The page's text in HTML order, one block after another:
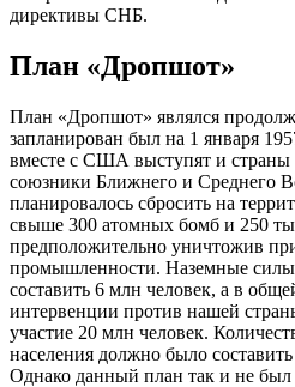
директивы СНБ.
План «Дропшот»
План «Дропшот» являлся
запланирован был на 1 января
вместе с США выступят и
союзники Ближнего и Среднего
планировалось сбросить на
свыше 300 атомных бомб и 250
предположительно уничтожив
промышленности. Наземные
составить 6 млн человек, а в
интервенции против нашей
участие 20 млн человек.
населения должно было
Однако данный план так и не был